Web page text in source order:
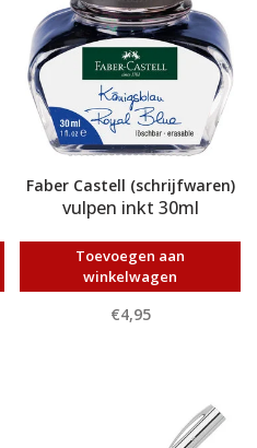
Faber Castell (schrijfwaren)
vulpen inkt 30ml
Toevoegen aan
winkelwagen
€4,95